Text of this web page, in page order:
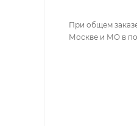
При общем
Москве и МО в